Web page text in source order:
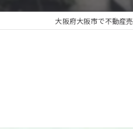
大阪府大阪市で不動産